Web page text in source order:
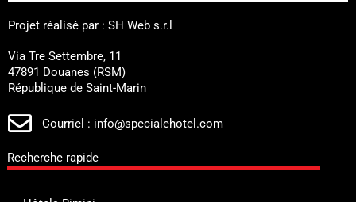
Projet réalisé par : SH Web s.r.l
Via Tre Settembre, 11
47891 Douanes (RSM)
République de Saint-Marin
Courriel : info@specialehotel.com
Recherche rapide